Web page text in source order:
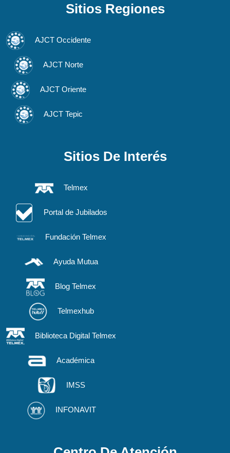
Sitios Regiones
AJCT Occidente
AJCT Norte
AJCT Oriente
AJCT Tepic
Sitios De Interés
Telmex
Portal de Jubilados
Fundación Telmex
Ayuda Mutua
Blog Telmex
Telmexhub
Biblioteca Digital Telmex
Académica
IMSS
INFONAVIT